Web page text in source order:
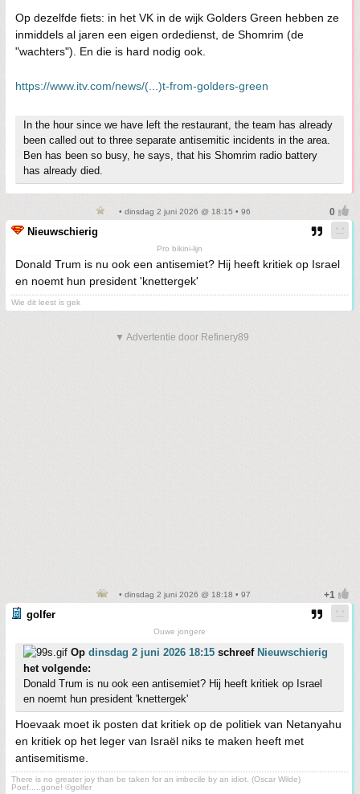
Op dezelfde fiets: in het VK in de wijk Golders Green hebben ze
inmiddels al jaren een eigen ordedienst, de Shomrim (de
"wachters"). En die is hard nodig ook.
https://www.itv.com/news/(...)t-from-golders-green
In the hour since we have left the restaurant, the team has already
been called out to three separate antisemitic incidents in the area.
Ben has been so busy, he says, that his Shomrim radio battery
has already died.
• dinsdag 2 juni 2026 @ 18:15 • 96
Nieuwschierig
Pro bikini-lijn
Donald Trum is nu ook een antisemiet? Hij heeft kritiek op Israel
en noemt hun president 'knettergek'
Wie dit leest is gek
▼ Advertentie door Refinery89
• dinsdag 2 juni 2026 @ 18:18 • 97
golfer
Ouwe jongere
Op dinsdag 2 juni 2026 18:15 schreef Nieuwschierig
het volgende:
Donald Trum is nu ook een antisemiet? Hij heeft kritiek op Israel
en noemt hun president 'knettergek'
Hoevaak moet ik posten dat kritiek op de politiek van Netanyahu
en kritiek op het leger van Israël niks te maken heeft met
antisemitisme.
There is no greater joy than be taken for an imbecile by an idiot. (Oscar Wilde)
Poef.....gone! ©golfer